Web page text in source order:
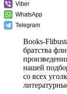
Viber
WhatsApp
Telegram
Books-
братства
нашей
со всех